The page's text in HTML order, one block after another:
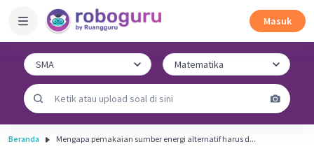
Masuk
Beranda Mengapa pemakaian sumber energi alternatif harus d...